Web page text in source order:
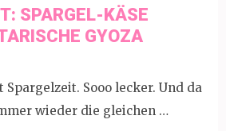
SPARGEL-KÄSE
GYOZA
Spargelzeit. Sooo lecker. Und da
wieder die gleichen …